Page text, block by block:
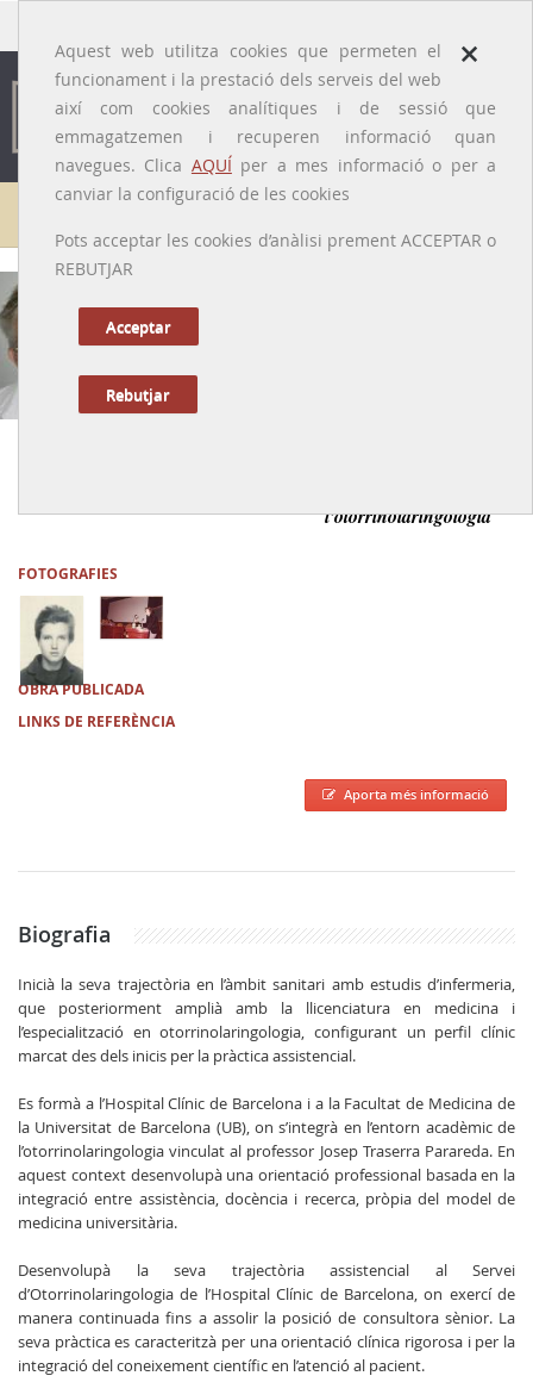
×
Aquest web utilitza cookies que permeten el
funcionament i la prestació dels serveis del web
així com cookies analítiques i de sessió que
emmagatzemen i recuperen informació quan
navegues. Clica AQUÍper a mes informació o per a
canviar la configuració de les cookies
Pots acceptar les cookies d’anàlisi prement ACCEPTAR o
REBUTJAR
Acceptar
Rebutjar
Galeria de metges
[Barcelona, 14/01/1941 – 15/02/2021]
l’otorrinolaringologia
FOTOGRAFIES
OBRA PUBLICADA
LINKS DE REFERÈNCIA
Aporta més informació
Biografia
Inicià la seva trajectòria en l’àmbit sanitari amb estudis d’infermeria,
que posteriorment amplià amb la llicenciatura en medicina i
l’especialització en otorrinolaringologia, configurant un perfil clínic
marcat des dels inicis per la pràctica assistencial.
Es formà a l’Hospital Clínic de Barcelona i a la Facultat de Medicina de
la Universitat de Barcelona (UB), on s’integrà en l’entorn acadèmic de
l’otorrinolaringologia vinculat al professor Josep Traserra Parareda. En
aquest context desenvolupà una orientació professional basada en la
integració entre assistència, docència i recerca, pròpia del model de
medicina universitària.
Desenvolupà la seva trajectòria assistencial al Servei
d’Otorrinolaringologia de l’Hospital Clínic de Barcelona, on exercí de
manera continuada fins a assolir la posició de consultora sènior. La
seva pràctica es caracteritzà per una orientació clínica rigorosa i per la
integració del coneixement científic en l’atenció al pacient.